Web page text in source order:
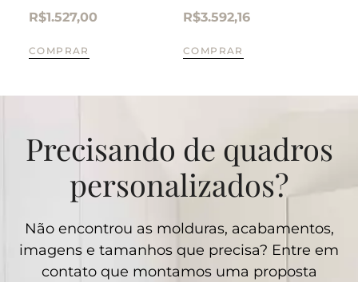
R$1.527,00
COMPRAR
R$3.592,16
COMPRAR
Precisando de quadros
personalizados?
Não encontrou as molduras, acabamentos,
imagens e tamanhos que precisa? Entre em
contato que montamos uma proposta